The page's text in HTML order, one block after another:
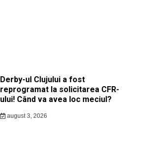
Derby-ul Clujului a fost
reprogramat la solicitarea CFR-
ului! Când va avea loc meciul?
august 3, 2026